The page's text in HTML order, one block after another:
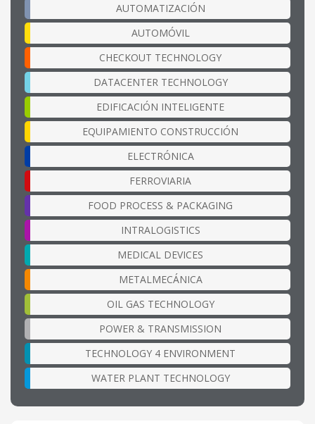
AUTOMATIZACIÓN
AUTOMÓVIL
CHECKOUT TECHNOLOGY
DATACENTER TECHNOLOGY
EDIFICACIÓN INTELIGENTE
EQUIPAMIENTO CONSTRUCCIÓN
ELECTRÓNICA
FERROVIARIA
FOOD PROCESS & PACKAGING
INTRALOGISTICS
MEDICAL DEVICES
METALMECÁNICA
OIL GAS TECHNOLOGY
POWER & TRANSMISSION
TECHNOLOGY 4 ENVIRONMENT
WATER PLANT TECHNOLOGY